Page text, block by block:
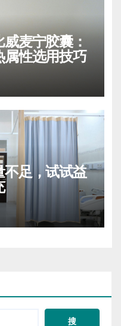
麦宁胶囊：
性选用技巧
足，试试益
搜